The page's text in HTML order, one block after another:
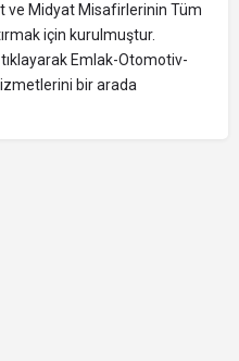
ve Midyat Misafirlerinin Tüm
için kurulmuştur.
Emlak-Otomotiv-
bir arada